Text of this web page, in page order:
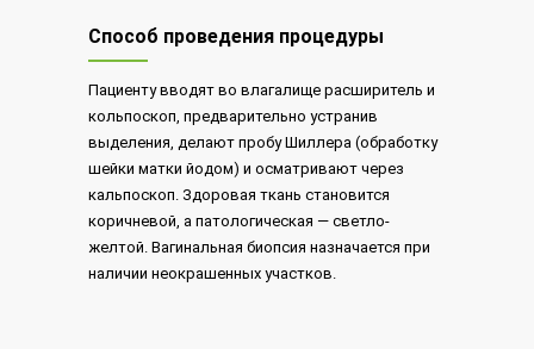
Способ проведения процедуры
Пациенту вводят во влагалище расширитель и
кольпоскоп, предварительно устранив
выделения, делают пробу Шиллера (обработку
шейки матки йодом) и осматривают через
кальпоскоп. Здоровая ткань становится
коричневой, а патологическая — светло-
желтой. Вагинальная биопсия назначается при
наличии неокрашенных участков.